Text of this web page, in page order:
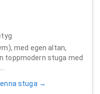
med egen altan,
toppmodern stuga med
stuga →